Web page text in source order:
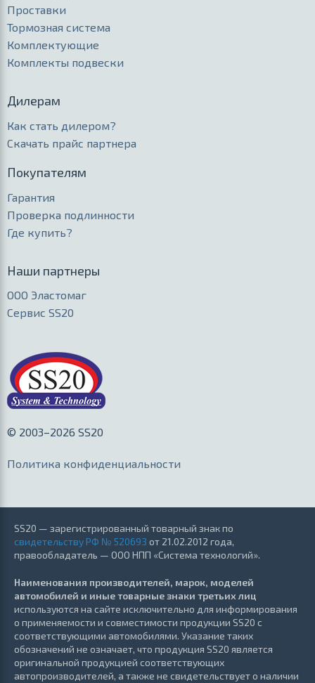
Проставки
Тормозная система
Комплектующие
Комплекты подвески
Дилерам
Как стать дилером?
Скачать прайс партнера
Покупателям
Гарантия
Проверка подлинности
Где купить?
Наши партнеры
ООО Эластомаг
Сервис SS20
© 2003–2026 SS20
Политика конфиденциальности
SS20 — зарегистрированный товарный знак по
свидетельству РФ № 520693 от 21.02.2012 года,
правообладатель — ООО НПП «Система технологий».
Наименования производителей, марок, моделей
автомобилей и иные товарные знаки третьих лиц
используются на сайте исключительно для информирования
о применяемости и совместимости продукции SS20 с
соответствующими автомобилями. Указание таких
обозначений не означает, что продукция SS20 является
оригинальной продукцией соответствующих
автопроизводителей, а также не свидетельствует о наличии